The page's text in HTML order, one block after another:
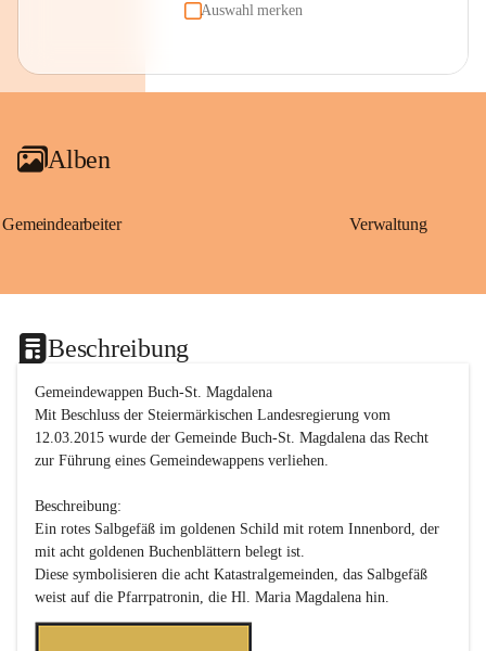
Auswahl merken
Alben
Gemeindearbeiter Verwaltung
Beschreibung
Gemeindewappen Buch-St. Magdalena
Mit Beschluss der Steiermärkischen Landesregierung vom
12.03.2015 wurde der Gemeinde Buch-St. Magdalena das Recht
zur Führung eines Gemeindewappens verliehen.
Beschreibung:
Ein rotes Salbgefäß im goldenen Schild mit rotem Innenbord, der
mit acht goldenen Buchenblättern belegt ist.
Diese symbolisieren die acht Katastralgemeinden, das Salbgefäß